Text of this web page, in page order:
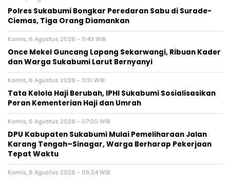
Polres Sukabumi Bongkar Peredaran Sabu di Surade-
Ciemas, Tiga Orang Diamankan
Kamis, 6 Agustus 2026 - 11:43 WIB
Once Mekel Guncang Lapang Sekarwangi, Ribuan Kader
dan Warga Sukabumi Larut Bernyanyi
Kamis, 6 Agustus 2026 - 11:31 WIB
Tata Kelola Haji Berubah, IPHI Sukabumi Sosialisasikan
Peran Kementerian Haji dan Umrah
Kamis, 6 Agustus 2026 - 07:00 WIB
‎DPU Kabupaten Sukabumi Mulai Pemeliharaan Jalan
Karang Tengah–Sinagar, Warga Berharap Pekerjaan
Tepat Waktu
Kamis, 6 Agustus 2026 - 06:24 WIB